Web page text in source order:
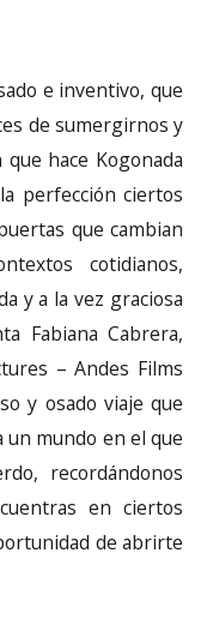
e inventivo, que
de sumergirnos y
hace Kogonada
perfección ciertos
que cambian
cotidianos,
y a la vez graciosa
Fabiana Cabrera,
– Andes Films
y osado viaje que
mundo en el que
recordándonos
en ciertos
de abrirte